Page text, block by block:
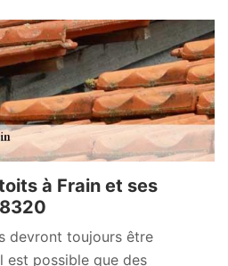
à Frain et ses
devront toujours être
est possible que des